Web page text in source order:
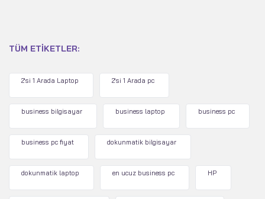
TÜM ETIKETLER:
2'si 1 Arada Laptop 2'si 1 Arada pc
business bilgisayar business laptop business pc
business pc fiyat dokunmatik bilgisayar
dokunmatik laptop en ucuz business pc HP